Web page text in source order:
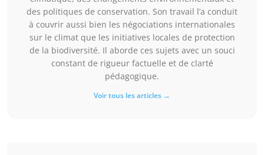
des politiques de conservation. Son travail l’a conduit
à couvrir aussi bien les négociations internationales
sur le climat que les initiatives locales de protection
de la biodiversité. Il aborde ces sujets avec un souci
constant de rigueur factuelle et de clarté
pédagogique.
Voir tous les articles →